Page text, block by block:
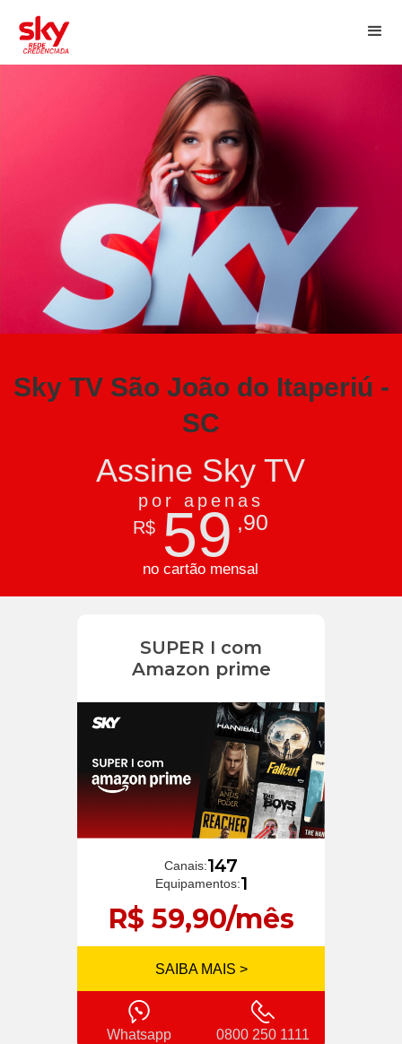
Sky TV São João do Itaperiú -
SC
Assine Sky TV
por apenas
R$ 59 ,90
no cartão mensal
SUPER I com
Amazon prime
Canais:147
Equipamentos:1
R$ 59,90/mês
SAIBA MAIS >
Whatsapp 0800 250 1111